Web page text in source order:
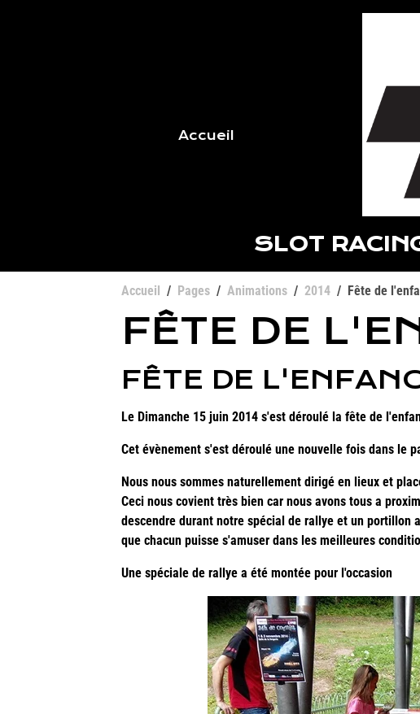
Accueil
SLOT
Accueil Pages Animations 2014 Fête de
FÊTE DE
FÊTE DE
Le Dimanche 15 juin 2014 s'est déroulé la fête de
Cet évènement s'est déroulé une nouvelle fois dans le
Nous nous sommes naturellement dirigé en lieux et
Ceci nous covient très bien car nous avons tous a
descendre durant notre spécial de rallye et un
que chacun puisse s'amuser dans les meilleures
Une spéciale de rallye a été montée pour l'occasion